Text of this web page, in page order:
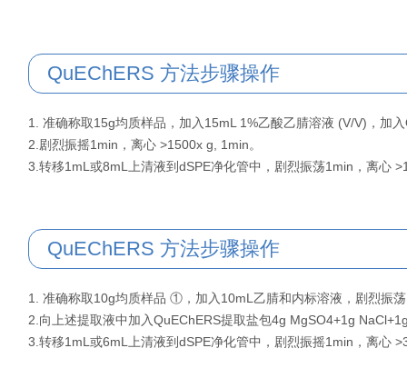
QuEChERS 方法步骤操作
1. 准确称取15g均质样品，加入15mL 1%乙酸乙腈溶液 (V/V)，加
2.剧烈振摇1min，离心 >1500x g, 1min。
3.转移1mL或8mL上清液到dSPE净化管中，剧烈振荡1min，离心
QuEChERS 方法步骤操作
1. 准确称取10g均质样品 ①，加入10mL乙腈和内标溶液，剧烈振
2.向上述提取液中加入QuEChERS提取盐包4g MgSO4+1g
3.转移1mL或6mL上清液到dSPE净化管中，剧烈振摇1min，离心